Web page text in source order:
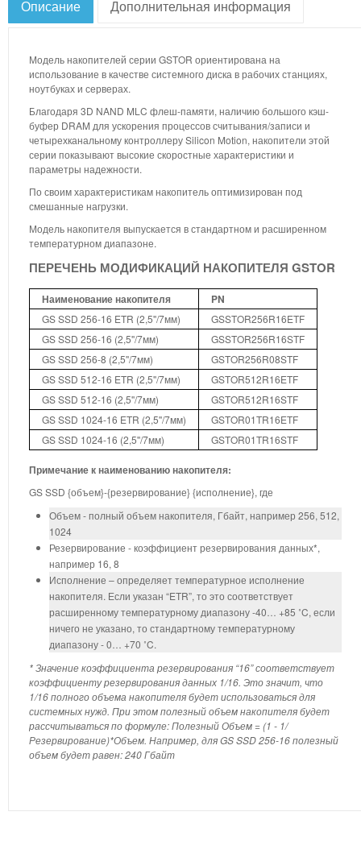
Описание Дополнительная информация
Модель накопителей серии GSTOR ориентирована на
использование в качестве системного диска в рабочих станциях,
ноутбуках и серверах.
Благодаря 3D NAND MLC флеш-памяти, наличию большого кэш-
буфер DRAM для ускорения процессов считывания/записи и
четырехканальному контроллеру Silicon Motion, накопители этой
серии показывают высокие скоростные характеристики и
параметры надежности.
По своим характеристикам накопитель оптимизирован под
смешанные нагрузки.
Модель накопителя выпускается в стандартном и расширенном
температурном диапазоне.
ПЕРЕЧЕНЬ МОДИФИКАЦИЙ НАКОПИТЕЛЯ GSTOR
Наименование накопителя PN
GS SSD 256-16 ETR (2,5''/7мм)
GSSTOR256R16ETF
GS SSD 256-16 (2,5''/7мм)
GSSTOR256R16STF
GS SSD 256-8 (2,5''/7мм)
GSTOR256R08STF
GS SSD 512-16 ETR (2,5''/7мм)
GSTOR512R16ETF
GS SSD 512-16 (2,5''/7мм)
GSTOR512R16STF
GS SSD 1024-16 ETR (2,5''/7мм)
GSTOR01TR16ETF
GS SSD 1024-16 (2,5''/7мм)
GSTOR01TR16STF
Примечание к наименованию накопителя:
GS SSD {объем}-{резервирование} {исполнение}, где
Объем - полный объем накопителя, Гбайт, например 256, 512,
1024
Резервирование - коэффициент резервирования данных*,
например 16, 8
Исполнение – определяет температурное исполнение
накопителя. Если указан “ETR”, то это соответствует
расширенному температурному диапазону -40… +85 ˚C, если
ничего не указано, то стандартному температурному
диапазону - 0… +70 ˚C.
* Значение коэффициента резервирования “16” соответствует
коэффициенту резервирования данных 1/16. Это значит, что
1/16 полного объема накопителя будет использоваться для
системных нужд. При этом полезный объем накопителя будет
рассчитываться по формуле: Полезный Объем = (1 - 1/
Резервирование)*Объем. Например, для GS SSD 256-16 полезный
объем будет равен: 240 Гбайт